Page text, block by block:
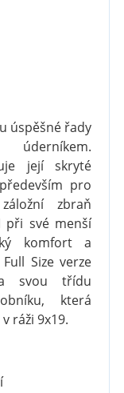
úspěšné řady
její skryté
pro
zbraň
při své menší
komfort a
Size verze
svou třídu
která
ráži 9x19.